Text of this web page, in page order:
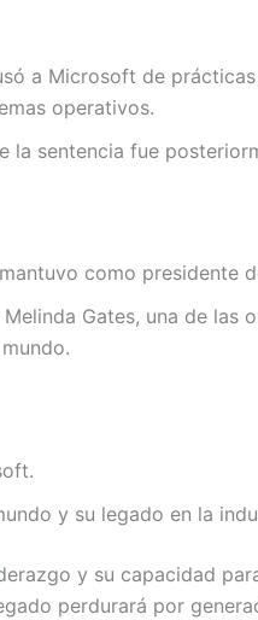
a Microsoft de
operativos.
la sentencia fue
como presidente
Gates, una de
y su legado en la
y su capacidad
perdurará por